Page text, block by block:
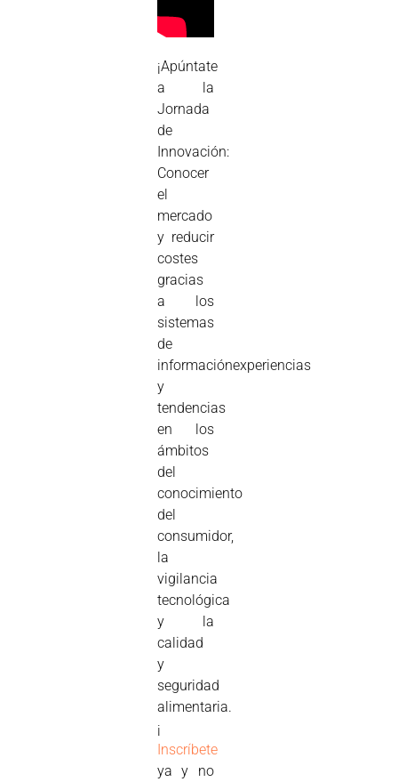
¡Apúntate
a la
Jornada
de
Innovación:
Conocer
el
mercado
y reducir
costes
gracias
a los
sistemas
de
informaciónexperiencias
y
tendencias
en los
ámbitos
del
conocimiento
del
consumidor,
la
vigilancia
tecnológica
y la
calidad
y
seguridad
alimentaria.
¡
Inscríbete
ya y no